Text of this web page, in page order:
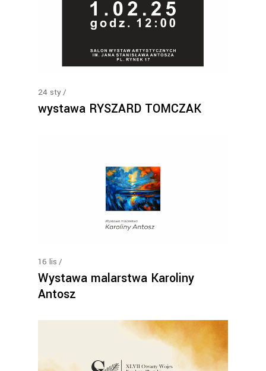
24 sty
wystawa RYSZARD TOMCZAK
16 lis
Wystawa malarstwa Karoliny
Antosz